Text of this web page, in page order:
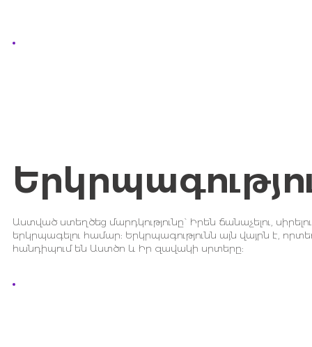
Աստված ստեղծեց մարդկությունը` Իրեն ճանաչելու,
երկրպագելու համար: Երկրպագությունն այն վայրն է,
հանդիպում են Աստծո և Իր զավակի սրտերը: